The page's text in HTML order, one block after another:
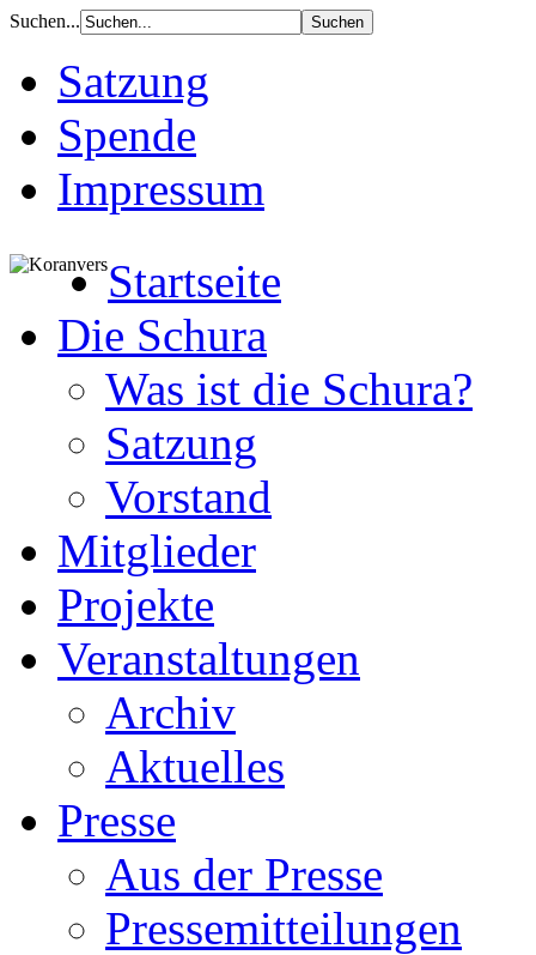
Suchen...
Satzung
Spende
Impressum
Startseite
Die Schura
Was ist die Schura?
Satzung
Vorstand
Mitglieder
Projekte
Veranstaltungen
Archiv
Aktuelles
Presse
Aus der Presse
Pressemitteilungen